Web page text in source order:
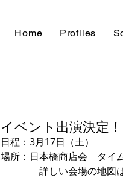
Home Profiles
イベント出演決定
日程：3月17日（土）
場所：日本橋商店会　タイ
詳しい会場の地図は